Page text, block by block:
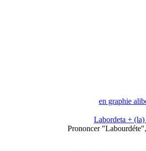
en graphie
Labordeta + (la)
Prononcer